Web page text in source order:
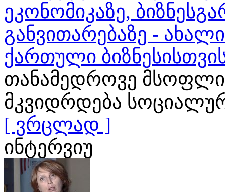
ეკონომიკაზე,
განვითარებაზე -
ქართული
თანამედროვე
მკვიდრდება
[ ვრცლად ]
ინტერვიუ